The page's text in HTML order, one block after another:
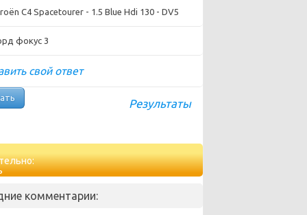
C4 Spacetourer - 1.5 Blue Hdi 130 - DV5
фокус 3
свой ответ
Результаты
комментарии: